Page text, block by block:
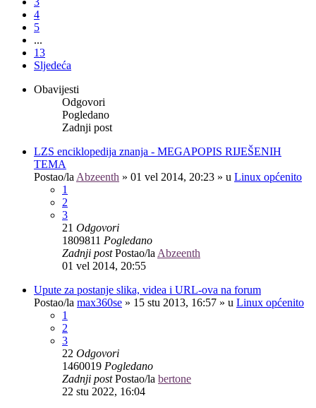
4
5
...
13
Sljedeća
Obavijesti
Odgovori
Pogledano
Zadnji post
LZS enciklopedija znanja - MEGAPOPIS RIJEŠENIH
TEMA
Postao/la Abzeenth » 01 vel 2014, 20:23 » u Linux općenito
1
2
3
21 Odgovori
1809811 Pogledano
Zadnji postPostao/la Abzeenth
01 vel 2014, 20:55
Upute za postanje slika, videa i URL-ova na forum
Postao/la max360se » 15 stu 2013, 16:57 » u Linux općenito
1
2
3
22 Odgovori
1460019 Pogledano
Zadnji postPostao/la bertone
22 stu 2022, 16:04